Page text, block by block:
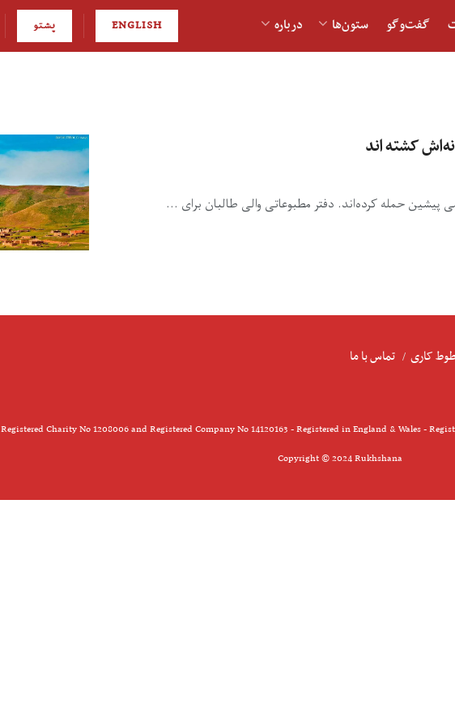
گفت‌و‎گو ستون‌ها درباره ENGLISH پشتو
کشته اند
پیشین حمله‌ کرده‌اند. دفتر مطبوعاتی والی طالبان برای ...
کاری تماس با ما
Registered Charity No 1208006 and Registered Company No 14120163 - Registered in England & Wales -
Copyright © 2024 Rukhshana